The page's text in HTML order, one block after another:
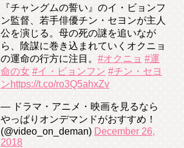
『チャングムの誓い』のイ・ビョンフ
ン監督、若手俳優チン・セヨンが主人
公を演じる。母の死の謎を追いなが
ら、陰謀に巻き込まれていくオクニョ
の運命の行方に注目。 #オクニョ #運
命の女 #イ・ビョンフン #チン・セヨ
ンhttps://t.co/ro3Q5ahxZv
— ドラマ・アニメ・映画を見るなら
やっぱりオンデマンドがおすすめ！
(@video_on_deman) December 26,
2018